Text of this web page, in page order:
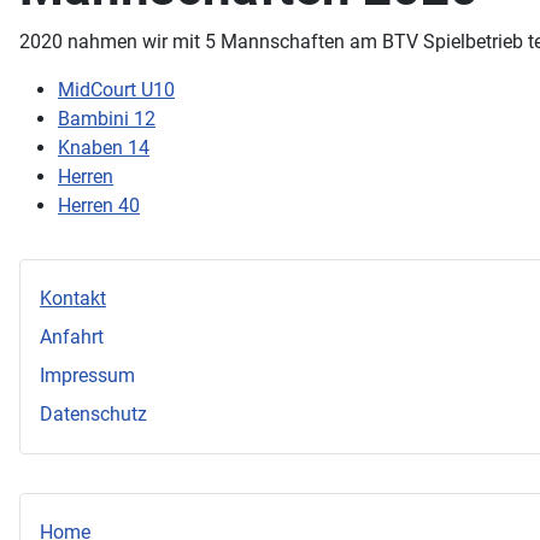
Home
2020 nahmen wir mit 5 Mannschaften am BTV Spielbetrieb
MidCourt U10
Bambini 12
Knaben 14
Herren
Herren 40
Kontakt
Anfahrt
Impressum
Datenschutz